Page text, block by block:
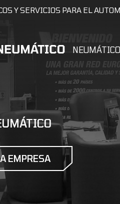
Y SERVICIOS PARA EL
EMPRESA